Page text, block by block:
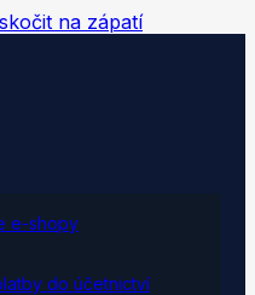
na zápatí
e-shopy
do účetnictví